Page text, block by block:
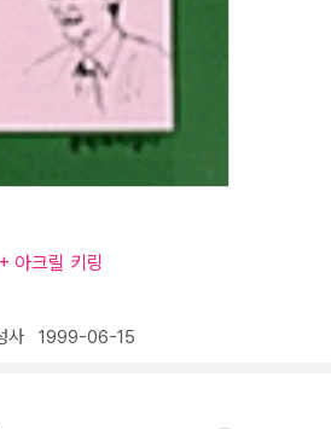
아크릴 키링
사 1999-06-15